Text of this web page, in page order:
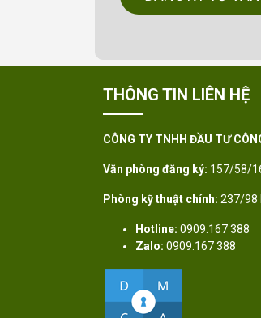
THÔNG TIN LIÊN HỆ
CÔNG TY TNHH ĐẦU TƯ
Văn phòng đăng ký: 157/58/
Phòng kỹ thuật chính: 237/98
Hotline: 0909.167 388
Zalo: 0909.167 388